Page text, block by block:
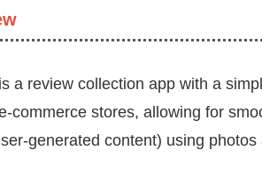
a review collection app with a
commerce stores, allowing for
generated content) using photos